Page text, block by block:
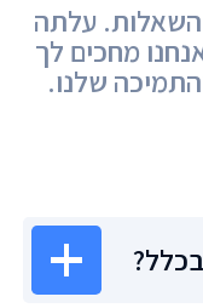
עלתה
מחכים לך
שלנו.